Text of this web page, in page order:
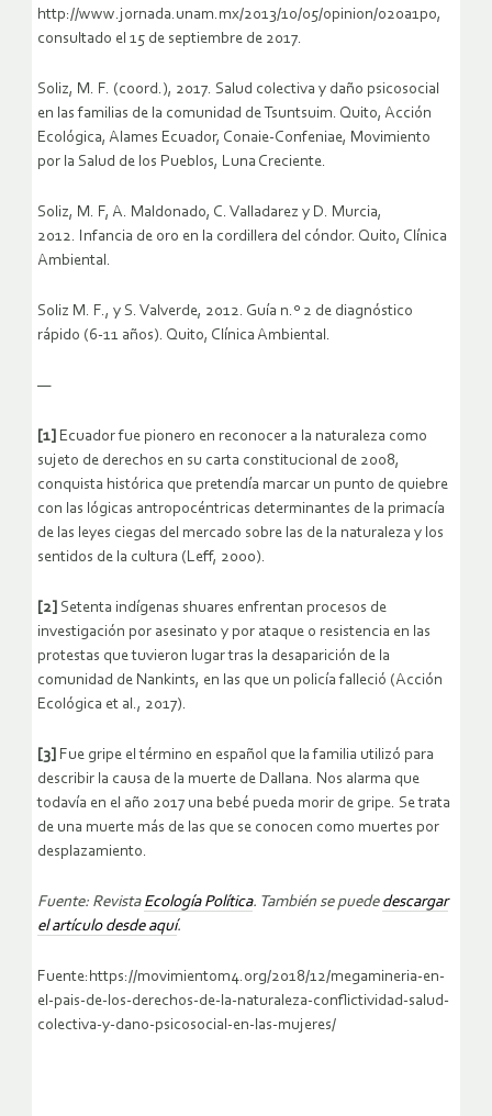
http://www.jornada.unam.mx/2013/10/05/opinion/020a1po,
consultado el 15 de septiembre de 2017.
Soliz, M. F. (coord.), 2017. Salud colectiva y daño psicosocial
en las familias de la comunidad de Tsuntsuim. Quito, Acción
Ecológica, Alames Ecuador, Conaie-Confeniae, Movimiento
por la Salud de los Pueblos, Luna Creciente.
Soliz, M. F, A. Maldonado, C. Valladarez y D. Murcia,
2012. Infancia de oro en la cordillera del cóndor. Quito, Clínica
Ambiental.
Soliz M. F., y S. Valverde, 2012. Guía n.º 2 de diagnóstico
rápido (6-11 años). Quito, Clínica Ambiental.
—
[1] Ecuador fue pionero en reconocer a la naturaleza como
sujeto de derechos en su carta constitucional de 2008,
conquista histórica que pretendía marcar un punto de quiebre
con las lógicas antropocéntricas determinantes de la primacía
de las leyes ciegas del mercado sobre las de la naturaleza y los
sentidos de la cultura (Leff, 2000).
[2] Setenta indígenas shuares enfrentan procesos de
investigación por asesinato y por ataque o resistencia en las
protestas que tuvieron lugar tras la desaparición de la
comunidad de Nankints, en las que un policía falleció (Acción
Ecológica et al., 2017).
[3] Fue gripe el término en español que la familia utilizó para
describir la causa de la muerte de Dallana. Nos alarma que
todavía en el año 2017 una bebé pueda morir de gripe. Se trata
de una muerte más de las que se conocen como muertes por
desplazamiento.
Fuente: Revista Ecología Política. También se puede descargar
el artículo desde aquí.
Fuente:https://movimientom4.org/2018/12/megamineria-en-
el-pais-de-los-derechos-de-la-naturaleza-conflictividad-salud-
colectiva-y-dano-psicosocial-en-las-mujeres/